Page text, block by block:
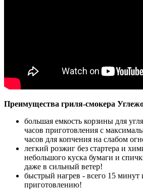
Преимущества гриля-смокера
большая емкость корзины для
часов приготовления с
часов для копчения на слабом
легкий розжиг без стартера и
небольшого куска бумаги и
даже в сильный ветер!
быстрый нагрев - всего 15
приготовлению!